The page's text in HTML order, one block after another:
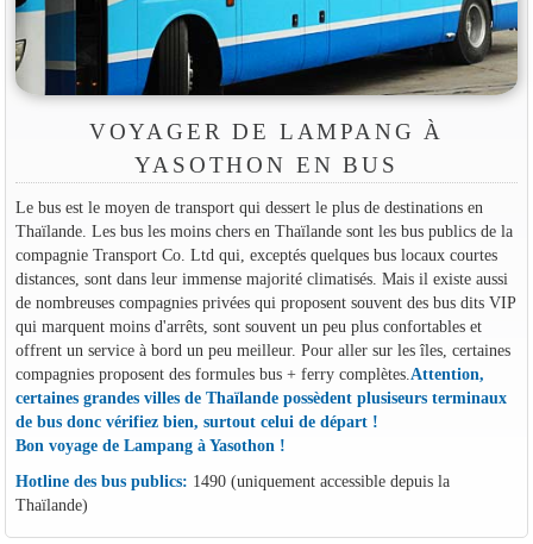
VOYAGER DE LAMPANG À
YASOTHON EN BUS
Le bus est le moyen de transport qui dessert le plus de destinations en
Thaïlande. Les bus les moins chers en Thaïlande sont les bus publics de la
compagnie Transport Co. Ltd qui, exceptés quelques bus locaux courtes
distances, sont dans leur immense majorité climatisés. Mais il existe aussi
de nombreuses compagnies privées qui proposent souvent des bus dits VIP
qui marquent moins d'arrêts, sont souvent un peu plus confortables et
offrent un service à bord un peu meilleur. Pour aller sur les îles, certaines
compagnies proposent des formules bus + ferry complètes. Attention,
certaines grandes villes de Thaïlande possèdent plusiseurs terminaux
de bus donc vérifiez bien, surtout celui de départ !
Bon voyage de Lampang à Yasothon !
Hotline des bus publics: 1490 (uniquement accessible depuis la
Thaïlande)